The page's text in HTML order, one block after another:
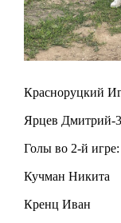
Красноруцкий
Ярцев Дмитрий-3
Голы во 2-й игре:
Кучман Никита
Кренц Иван